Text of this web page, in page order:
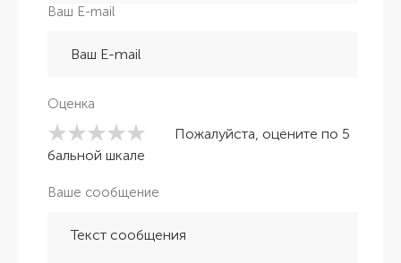
Ваш E-mail
Оценка
Пожалуйста, оцените по 5
бальной шкале
Ваше сообщение